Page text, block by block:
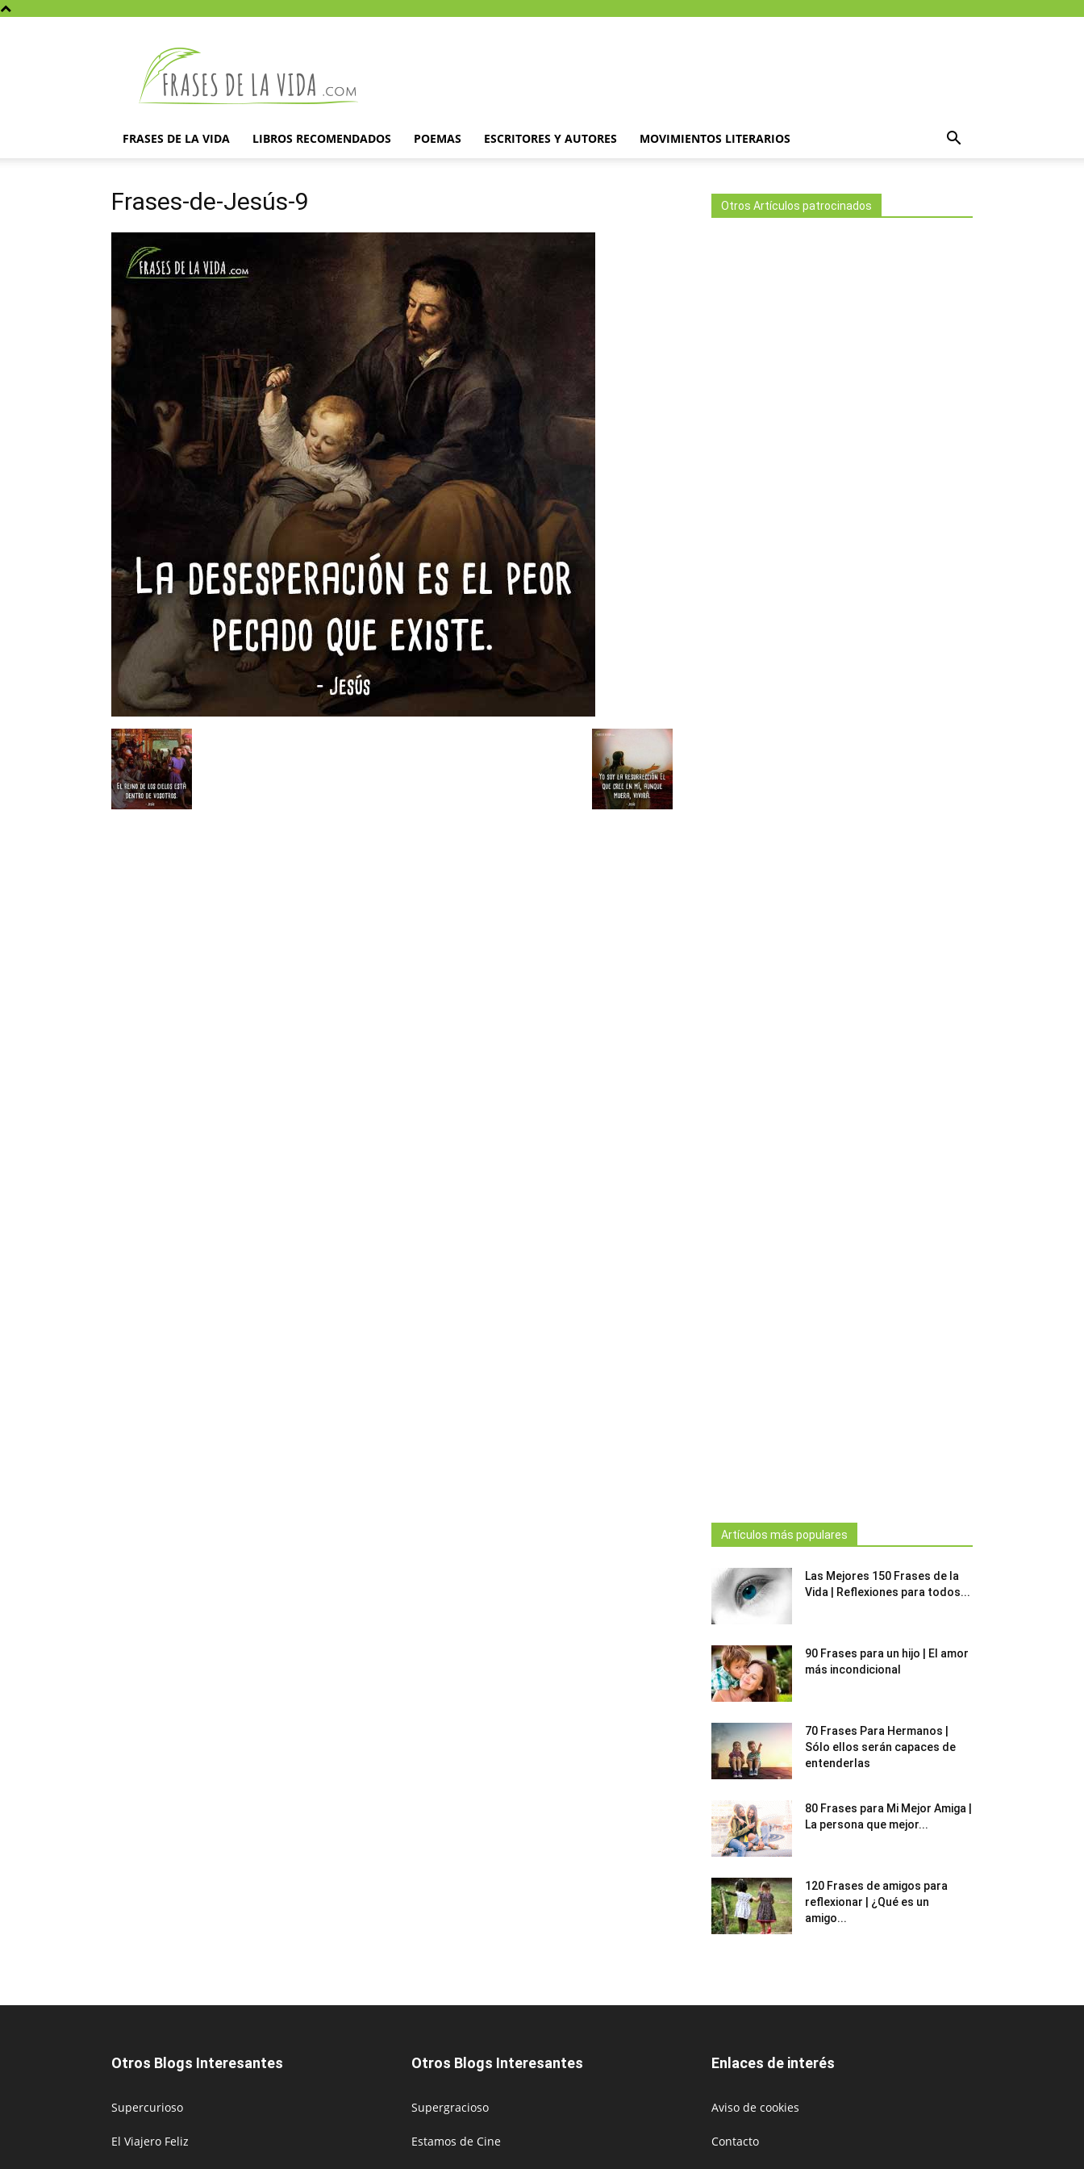
la
vida
FRASES DE LA VIDA LIBROS RECOMENDADOS POEMAS ESCRITORES Y AUTORES MOVIMIENTOS LITERARIOS
Frases-de-Jesús-9 Otros Artículos patrocinados
Artículos más populares
Las Mejores 150 Frases de la
Vida | Reflexiones para todos...
90 Frases para un hijo | El amor
más incondicional
70 Frases Para Hermanos |
Sólo ellos serán capaces de
entenderlas
80 Frases para Mi Mejor Amiga |
La persona que mejor...
120 Frases de amigos para
reflexionar | ¿Qué es un
amigo...
Otros Blogs Interesantes
Supercurioso
El Viajero Feliz
Otros Blogs Interesantes
Supergracioso
Estamos de Cine
Enlaces de interés
Aviso de cookies
Contacto